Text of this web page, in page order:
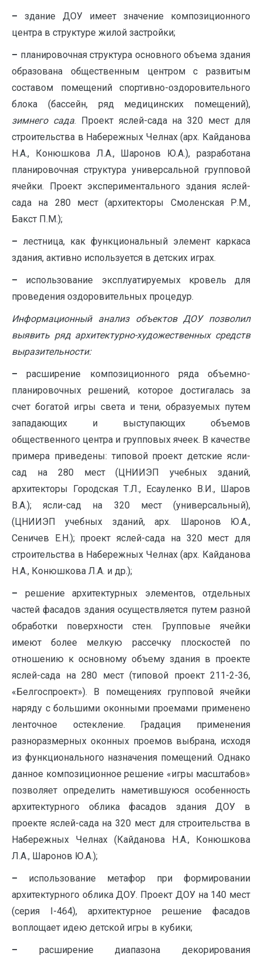
– здание ДОУ имеет значение композиционного
центра в структуре жилой застройки;
– планировочная структура основного объема здания
образована общественным центром с развитым
составом помещений спортивно-оздоровительного
блока (бассейн, ряд медицинских помещений),
зимнего сада. Проект яслей-сада на 320 мест для
строительства в Набережных Челнах (арх. Кайданова
Н.А., Конюшкова Л.А., Шаронов Ю.А.), разработана
планировочная структура универсальной групповой
ячейки. Проект экспериментального здания яслей-
сада на 280 мест (архитекторы Смоленская Р.М.,
Бакст П.М.);
– лестница, как функциональный элемент каркаса
здания, активно используется в детских играх.
– использование эксплуатируемых кровель для
проведения оздоровительных процедур.
Информационный анализ объектов ДОУ позволил
выявить ряд архитектурно-художественных средств
выразительности:
– расширение композиционного ряда объемно-
планировочных решений, которое достигалась за
счет богатой игры света и тени, образуемых путем
западающих и выступающих объемов
общественного центра и групповых ячеек. В качестве
примера приведены: типовой проект детские ясли-
сад на 280 мест (ЦНИИЭП учебных зданий,
архитекторы Городская Т.Л., Есауленко В.И., Шаров
В.А.); ясли-сад на 320 мест (универсальный),
(ЦНИИЭП учебных зданий, арх. Шаронов Ю.А.,
Сеничев Е.Н.); проект яслей-сада на 320 мест для
строительства в Набережных Челнах (арх. Кайданова
Н.А., Конюшкова Л.А. и др.);
– решение архитектурных элементов, отдельных
частей фасадов здания осуществляется путем разной
обработки поверхности стен. Групповые ячейки
имеют более мелкую рассечку плоскостей по
отношению к основному объему здания в проекте
яслей-сада на 280 мест (типовой проект 211-2-36,
«Белгоспроект»). В помещениях групповой ячейки
наряду с большими оконными проемами применено
ленточное остекление. Градация применения
разноразмерных оконных проемов выбрана, исходя
из функционального назначения помещений. Однако
данное композиционное решение «игры масштабов»
позволяет определить наметившуюся особенность
архитектурного облика фасадов здания ДОУ в
проекте яслей-сада на 320 мест для строительства в
Набережных Челнах (Кайданова Н.А., Конюшкова
Л.А., Шаронов Ю.А.);
– использование метафор при формировании
архитектурного облика ДОУ. Проект ДОУ на 140 мест
(серия I-464), архитектурное решение фасадов
воплощает идею детской игры в кубики;
– расширение диапазона декорирования